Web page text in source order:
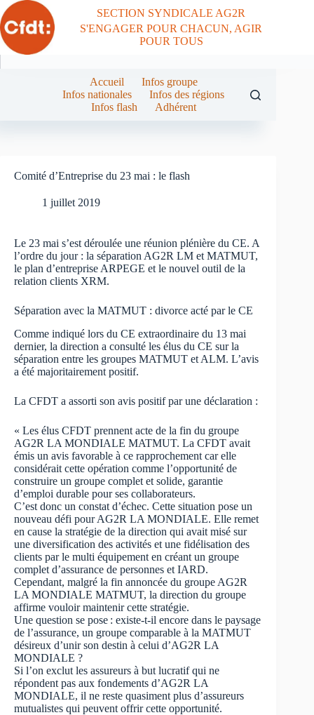
Passer
au
contenu
SECTION SYNDICALE AG2R
S'ENGAGER POUR CHACUN, AGIR
POUR TOUS
Accueil
Infos groupe
Infos nationales
Infos des régions
Infos flash
Adhérent
Comité d’Entreprise du 23 mai : le flash
1 juillet 2019
Le 23 mai s’est déroulée une réunion plénière du CE. A
l’ordre du jour : la séparation AG2R LM et MATMUT,
le plan d’entreprise ARPEGE et le nouvel outil de la
relation clients XRM.
Séparation avec la MATMUT : divorce acté par le CE
Comme indiqué lors du CE extraordinaire du 13 mai
dernier, la direction a consulté les élus du CE sur la
séparation entre les groupes MATMUT et ALM. L’avis
a été majoritairement positif.
La CFDT a assorti son avis positif par une déclaration :
« Les élus CFDT prennent acte de la fin du groupe
AG2R LA MONDIALE MATMUT. La CFDT avait
émis un avis favorable à ce rapprochement car elle
considérait cette opération comme l’opportunité de
construire un groupe complet et solide, garantie
d’emploi durable pour ses collaborateurs.
C’est donc un constat d’échec. Cette situation pose un
nouveau défi pour AG2R LA MONDIALE. Elle remet
en cause la stratégie de la direction qui avait misé sur
une diversification des activités et une fidélisation des
clients par le multi équipement en créant un groupe
complet d’assurance de personnes et IARD.
Cependant, malgré la fin annoncée du groupe AG2R
LA MONDIALE MATMUT, la direction du groupe
affirme vouloir maintenir cette stratégie.
Une question se pose : existe-t-il encore dans le paysage
de l’assurance, un groupe comparable à la MATMUT
désireux d’unir son destin à celui d’AG2R LA
MONDIALE ?
Si l’on exclut les assureurs à but lucratif qui ne
répondent pas aux fondements d’AG2R LA
MONDIALE, il ne reste quasiment plus d’assureurs
mutualistes qui peuvent offrir cette opportunité.